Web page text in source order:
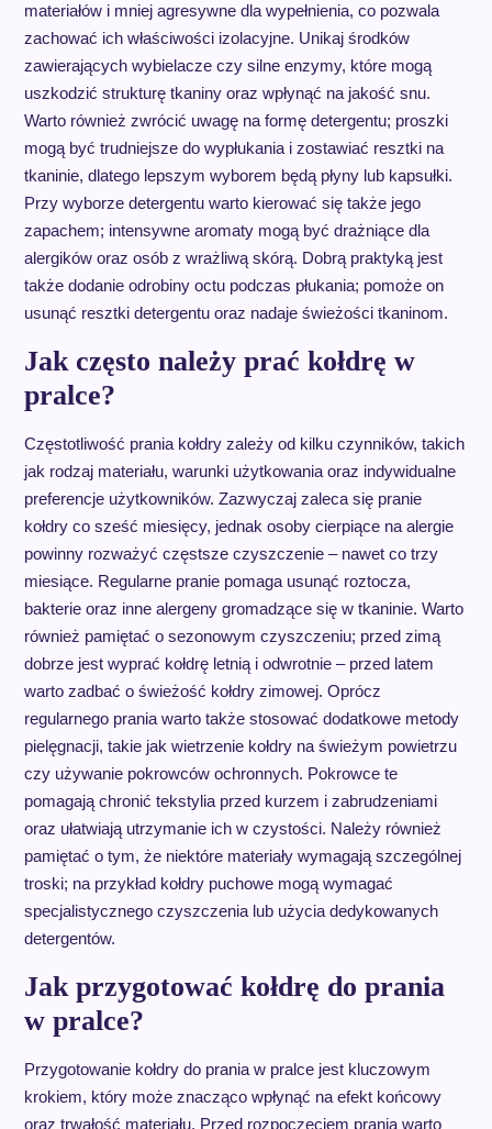
materiałów i mniej agresywne dla wypełnienia, co pozwala
zachować ich właściwości izolacyjne. Unikaj środków
zawierających wybielacze czy silne enzymy, które mogą
uszkodzić strukturę tkaniny oraz wpłynąć na jakość snu.
Warto również zwrócić uwagę na formę detergentu; proszki
mogą być trudniejsze do wypłukania i zostawiać resztki na
tkaninie, dlatego lepszym wyborem będą płyny lub kapsułki.
Przy wyborze detergentu warto kierować się także jego
zapachem; intensywne aromaty mogą być drażniące dla
alergików oraz osób z wrażliwą skórą. Dobrą praktyką jest
także dodanie odrobiny octu podczas płukania; pomoże on
usunąć resztki detergentu oraz nadaje świeżości tkaninom.
Jak często należy prać kołdrę w
pralce?
Częstotliwość prania kołdry zależy od kilku czynników, takich
jak rodzaj materiału, warunki użytkowania oraz indywidualne
preferencje użytkowników. Zazwyczaj zaleca się pranie
kołdry co sześć miesięcy, jednak osoby cierpiące na alergie
powinny rozważyć częstsze czyszczenie – nawet co trzy
miesiące. Regularne pranie pomaga usunąć roztocza,
bakterie oraz inne alergeny gromadzące się w tkaninie. Warto
również pamiętać o sezonowym czyszczeniu; przed zimą
dobrze jest wyprać kołdrę letnią i odwrotnie – przed latem
warto zadbać o świeżość kołdry zimowej. Oprócz
regularnego prania warto także stosować dodatkowe metody
pielęgnacji, takie jak wietrzenie kołdry na świeżym powietrzu
czy używanie pokrowców ochronnych. Pokrowce te
pomagają chronić tekstylia przed kurzem i zabrudzeniami
oraz ułatwiają utrzymanie ich w czystości. Należy również
pamiętać o tym, że niektóre materiały wymagają szczególnej
troski; na przykład kołdry puchowe mogą wymagać
specjalistycznego czyszczenia lub użycia dedykowanych
detergentów.
Jak przygotować kołdrę do prania
w pralce?
Przygotowanie kołdry do prania w pralce jest kluczowym
krokiem, który może znacząco wpłynąć na efekt końcowy
oraz trwałość materiału. Przed rozpoczęciem prania warto